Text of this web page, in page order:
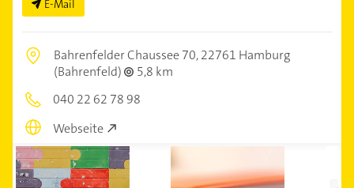
E-Mail
Bahrenfelder Chaussee 70,22761 Hamburg
(Bahrenfeld)
5,8 km
040 22 62 78 98
Webseite